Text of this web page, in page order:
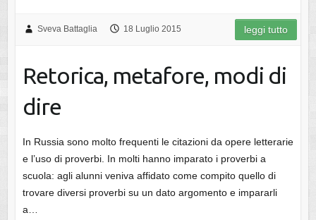
Sveva Battaglia 18 Luglio 2015 leggi tutto
Retorica, metafore, modi di
dire
In Russia sono molto frequenti le citazioni da opere letterarie
e l’uso di proverbi. In molti hanno imparato i proverbi a
scuola: agli alunni veniva affidato come compito quello di
trovare diversi proverbi su un dato argomento e impararli
a…